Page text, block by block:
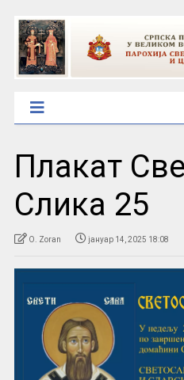
Плакат
Слика 25
O. Zoran јануар 14, 2025 18:08